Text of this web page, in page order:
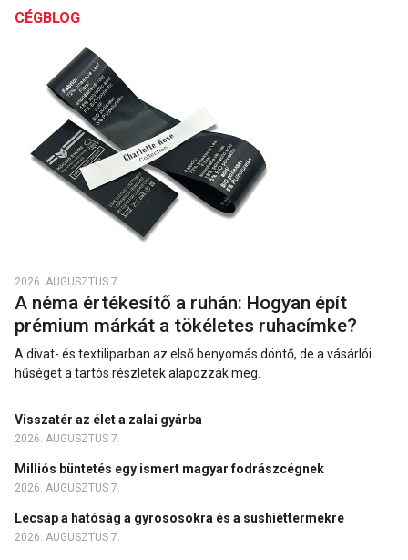
CÉGBLOG
2026. AUGUSZTUS 7.
A néma értékesítő a ruhán: Hogyan épít
prémium márkát a tökéletes ruhacímke?
A divat- és textiliparban az első benyomás döntő, de a vásárlói
hűséget a tartós részletek alapozzák meg.
Visszatér az élet a zalai gyárba
2026. AUGUSZTUS 7.
Milliós büntetés egy ismert magyar fodrászcégnek
2026. AUGUSZTUS 7.
Lecsap a hatóság a gyrososokra és a sushiéttermekre
2026. AUGUSZTUS 7.